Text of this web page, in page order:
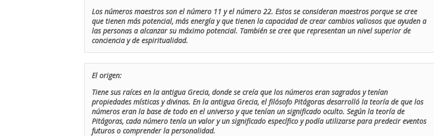
Los números maestros son el número 11 y el número 22. Estos se consideran maestros porque se cree
que tienen más potencial, más energía y que tienen la capacidad de crear cambios valiosos que ayuden a
las personas a alcanzar su máximo potencial. También se cree que representan un nivel superior de
conciencia y de espiritualidad.
El origen:
Tiene sus raíces en la antigua Grecia, donde se creía que los números eran sagrados y tenían
propiedades místicas y divinas. En la antigua Grecia, el filósofo Pitágoras desarrolló la teoría de que los
números eran la base de todo en el universo y que tenían un significado oculto. Según la teoría de
Pitágoras, cada número tenía un valor y un significado específico y podía utilizarse para predecir eventos
futuros o comprender la personalidad.